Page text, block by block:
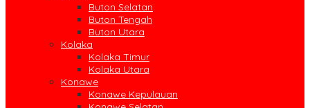
Buton Selatan
Buton Tengah
Buton Utara
Kolaka
Kolaka Timur
Kolaka Utara
Konawe
Konawe Kepulauan